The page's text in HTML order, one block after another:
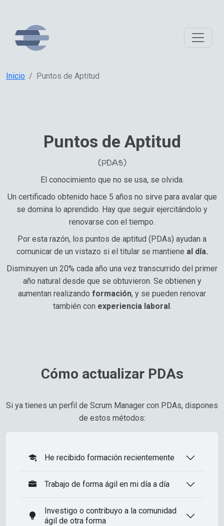
Inicio Puntos de Aptitud
Puntos de Aptitud
(PDAs)
El conocimiento que no se usa, se olvida.
Un certificado obtenido hace 5 años no sirve para avalar que
se domina lo aprendido. Hay que seguir ejercitándolo y
renovarse con el tiempo.
Por esta razón, los puntos de aptitud (PDAs) ayudan a
comunicar de un vistazo si el titular se mantiene al día.
Disminuyen un 20% cada año una vez transcurrido del primer
año natural desde que se obtuvieron. Se obtienen y
aumentan realizando formación, y se pueden renovar
también con experiencia laboral.
Cómo actualizar PDAs
Si ya tienes un perfil de Scrum Manager con PDAs, dispones
de estos métodos:
He recibido formación recientemente
Trabajo de forma ágil en mi día a día
Investigo o contribuyo a la comunidad
ágil de otra forma